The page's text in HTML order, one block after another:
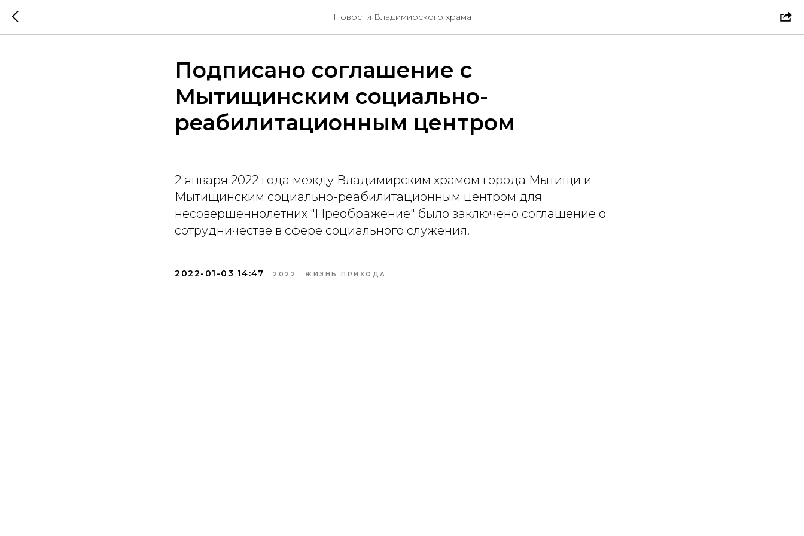
Новости Владимирского храма
Подписано соглашение с
Мытищинским социально-
реабилитационным центром
2 января 2022 года между Владимирским храмом города Мытищи и
Мытищинским социально-реабилитационным центром для
несовершеннолетних "Преображение" было заключено соглашение о
сотрудничестве в сфере социального служения.
2022-01-03 14:47 2022 ЖИЗНЬ ПРИХОДА